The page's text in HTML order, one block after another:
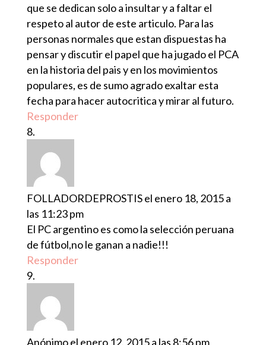
que se dedican solo a insultar y a faltar el
respeto al autor de este articulo. Para las
personas normales que estan dispuestas ha
pensar y discutir el papel que ha jugado el PCA
en la historia del pais y en los movimientos
populares, es de sumo agrado exaltar esta
fecha para hacer autocritica y mirar al futuro.
Responder
FOLLADORDEPROSTISel enero 18, 2015 a
las 11:23 pm
El PC argentino es como la selección peruana
de fútbol,no le ganan a nadie!!!
Responder
Anónimoel enero 12, 2015 a las 8:56 pm